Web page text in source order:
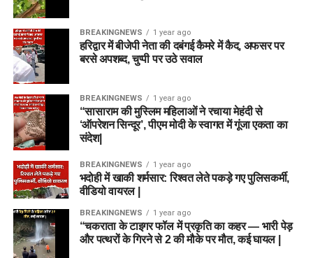
BREAKINGNEWS 1 year ago
हरिद्वार में बीजेपी नेता की दबंगई कैमरे में कैद, अफसर पर
बरसे अपशब्द, चुप्पी पर उठे सवाल
BREAKINGNEWS 1 year ago
“सासाराम की मुस्लिम महिलाओं ने रचाया मेहंदी से
‘ऑपरेशन सिन्दूर’, पीएम मोदी के स्वागत में गूंजा एकता का
संदेश|
BREAKINGNEWS 1 year ago
भदोही में खाकी शर्मसार: रिश्वत लेते पकड़े गए पुलिसकर्मी,
वीडियो वायरल |
BREAKINGNEWS 1 year ago
“चकराता के टाइगर फॉल में प्रकृति का कहर — भारी पेड़
और पत्थरों के गिरने से 2 की मौके पर मौत, कई घायल |